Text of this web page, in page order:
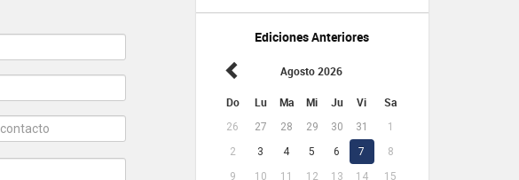
Ediciones Anteriores
Agosto 2026
Do Lu Ma Mi Ju Vi Sa
26 27 28 29 30 31
1
2
3 4 5 6 7
8
9
10 11 12 13 14
15